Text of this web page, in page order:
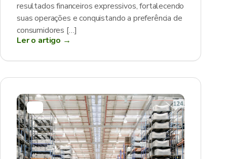
resultados financeiros expressivos, fortalecendo
suas operações e conquistando a preferência de
consumidores […]
Ler o artigo →